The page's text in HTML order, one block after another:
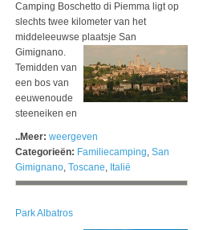
Camping Boschetto di Piemma ligt op
slechts twee kilometer van het
middeleeuwse plaatsje San
Gimignano.
Temidden van
een bos van
eeuwenoude
steeneiken en
..Meer: weergeven
Categorieën: Familiecamping, San
Gimignano, Toscane, Italië
Park Albatros